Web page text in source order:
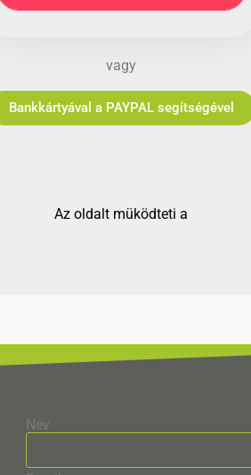
vagy
Bankkártyával a PAYPAL segítségével
Az oldalt müködteti a
Név